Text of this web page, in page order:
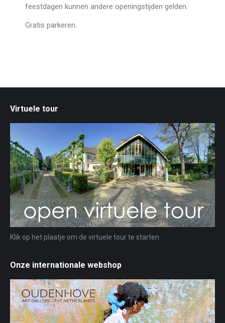
feestdagen kunnen andere openingstijden gelden.
Gratis parkeren.
Virtuele tour
Klik op het plaatje om de virtuele tour te starten.
Onze internationale webshop